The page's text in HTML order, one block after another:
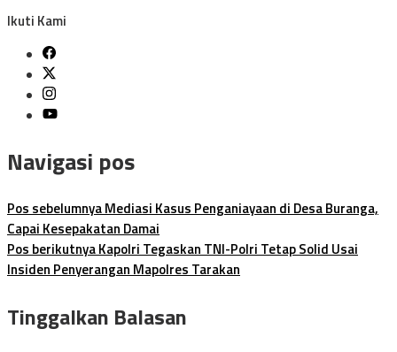
Ikuti Kami
Navigasi pos
Pos sebelumnyaMediasi Kasus Penganiayaan di Desa Buranga,
Capai Kesepakatan Damai
Pos berikutnyaKapolri Tegaskan TNI-Polri Tetap Solid Usai
Insiden Penyerangan Mapolres Tarakan
Tinggalkan Balasan